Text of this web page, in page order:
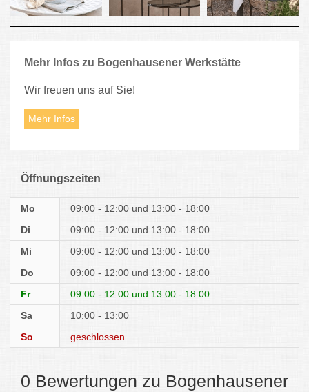
Mehr Infos zu Bogenhausener Werkstätte
Wir freuen uns auf Sie!
Mehr Infos
Öffnungszeiten
Mo 09:00 - 12:00
13:00 - 18:00
Di
09:00 - 12:00
13:00 - 18:00
Mi
09:00 - 12:00
13:00 - 18:00
Do
09:00 - 12:00
13:00 - 18:00
Fr
09:00 - 12:00
13:00 - 18:00
Sa
10:00 - 13:00
So
geschlossen
0 Bewertungen zu Bogenhausener